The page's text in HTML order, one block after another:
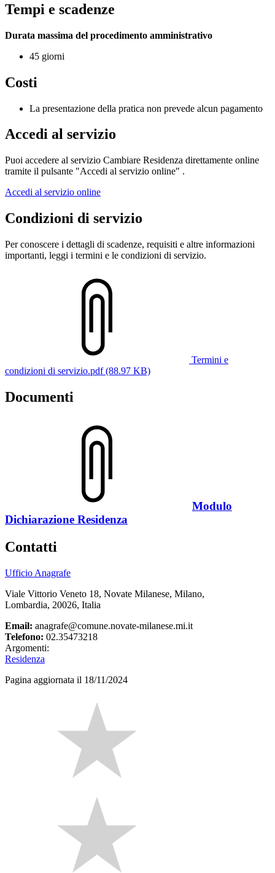
Tempi e scadenze
Durata massima del procedimento amministrativo
45 giorni
Costi
La presentazione della pratica non prevede alcun pagamento
Accedi al servizio
Puoi accedere al servizio Cambiare Residenza direttamente online
tramite il pulsante "Accedi al servizio online" .
Accedi al servizio online
Condizioni di servizio
Per conoscere i dettagli di scadenze, requisiti e altre informazioni
importanti, leggi i termini e le condizioni di servizio.
Termini e
condizioni di servizio.pdf (88.97 KB)
Documenti
Modulo
Dichiarazione Residenza
Contatti
Ufficio Anagrafe
Viale Vittorio Veneto 18, Novate Milanese, Milano,
Lombardia, 20026, Italia
Email: anagrafe@comune.novate-milanese.mi.it
Telefono: 02.35473218
Argomenti:
Residenza
Pagina aggiornata il 18/11/2024